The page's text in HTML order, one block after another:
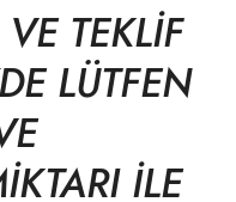
TEKLİF
LÜTFEN
İLE